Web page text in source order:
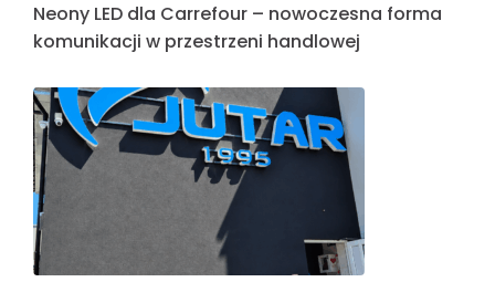
Neony LED dla Carrefour – nowoczesna forma
komunikacji w przestrzeni handlowej